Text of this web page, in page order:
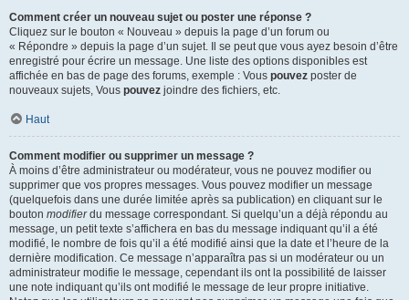
Comment créer un nouveau sujet ou poster une réponse ?
Cliquez sur le bouton « Nouveau » depuis la page d’un forum ou
« Répondre » depuis la page d’un sujet. Il se peut que vous ayez besoin d’être
enregistré pour écrire un message. Une liste des options disponibles est
affichée en bas de page des forums, exemple : Vous pouvez poster de
nouveaux sujets, Vous pouvez joindre des fichiers, etc.
Haut
Comment modifier ou supprimer un message ?
À moins d’être administrateur ou modérateur, vous ne pouvez modifier ou
supprimer que vos propres messages. Vous pouvez modifier un message
(quelquefois dans une durée limitée après sa publication) en cliquant sur le
bouton modifierdu message correspondant. Si quelqu’un a déjà répondu au
message, un petit texte s’affichera en bas du message indiquant qu’il a été
modifié, le nombre de fois qu’il a été modifié ainsi que la date et l’heure de la
dernière modification. Ce message n’apparaîtra pas si un modérateur ou un
administrateur modifie le message, cependant ils ont la possibilité de laisser
une note indiquant qu’ils ont modifié le message de leur propre initiative.